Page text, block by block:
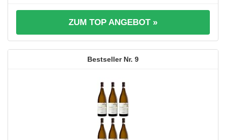
ZUM TOP ANGEBOT »
9